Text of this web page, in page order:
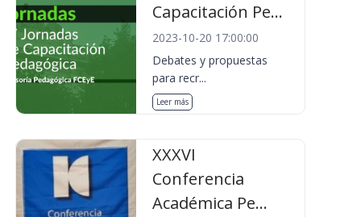
Capacitación Pe...
2023-10-20 17:00:00
Debates y propuestas
para recr...
Leer más
XXXVI
Conferencia
Académica Pe...